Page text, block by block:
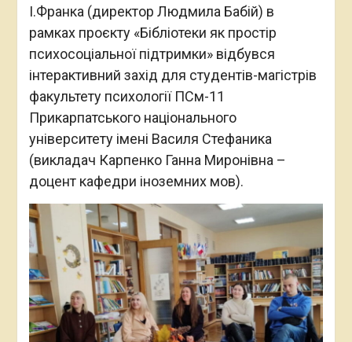
І.Франка (директор Людмила Бабій) в
рамках проєкту «Бібліотеки як простір
психосоціальної підтримки» відбувся
інтерактивний захід для студентів-магістрів
факультету психології ПСм-11
Прикарпатського національного
університету імені Василя Стефаника
(викладач Карпенко Ганна Миронівна –
доцент кафедри іноземних мов).